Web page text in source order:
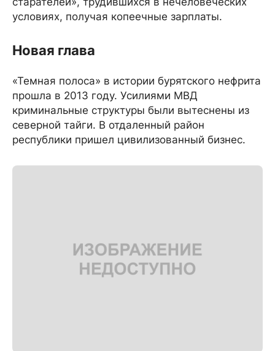
условиях, получая копеечные зарплаты.
Новая глава
«Темная полоса» в истории бурятского нефрита
прошла в 2013 году. Усилиями МВД
криминальные структуры были вытеснены из
северной тайги. В отдаленный район
республики пришел цивилизованный бизнес.